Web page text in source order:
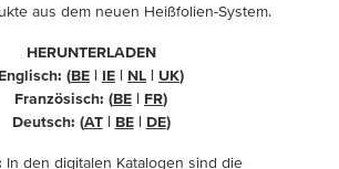
aus dem neuen Heißfolien-System.
HERUNTERLADEN
Englisch: (BE | IE | NL | UK)
Französisch: (BE | FR)
Deutsch: (AT| BE| DE)
In den digitalen Katalogen sind die